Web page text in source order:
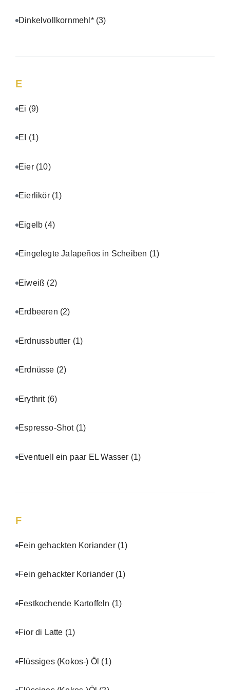
Dinkelvollkornmehl* (3)
E
Ei (9)
EI (1)
Eier (10)
Eierlikör (1)
Eigelb (4)
Eingelegte Jalapeños in Scheiben (1)
Eiweiß (2)
Erdbeeren (2)
Erdnussbutter (1)
Erdnüsse (2)
Erythrit (6)
Espresso-Shot (1)
Eventuell ein paar EL Wasser (1)
F
Fein gehackten Koriander (1)
Fein gehackter Koriander (1)
Festkochende Kartoffeln (1)
Fior di Latte (1)
Flüssiges (Kokos-) Öl (1)